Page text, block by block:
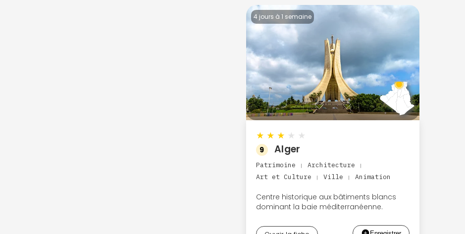
4 jours à 1 semaine
★ ★ ★ ★ ★
9 Alger
Patrimoine | Architecture |
Art et Culture | Ville | Animation
Centre historique aux bâtiments blancs
dominant la baie méditerranéenne.